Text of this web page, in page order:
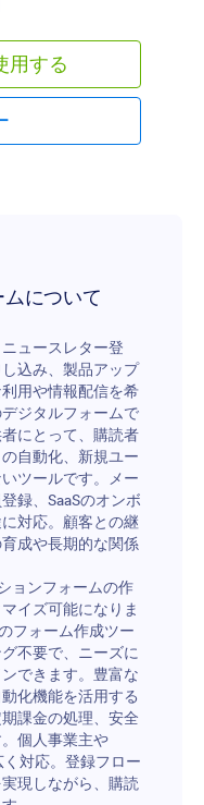
用する
について
ュースレター登
込み、製品アップ
用や情報配信を希
ジタルフォームで
にとって、購読者
自動化、新規ユー
ツールです。メー
録、SaaSのオンボ
対応。顧客との継
成や長期的な関係
ョンフォームの作
イズ可能になりま
フォーム作成ツー
不要で、ニーズに
できます。豊富な
化機能を活用する
課金の処理、安全
個人事業主や
対応。登録フロー
現しながら、購読